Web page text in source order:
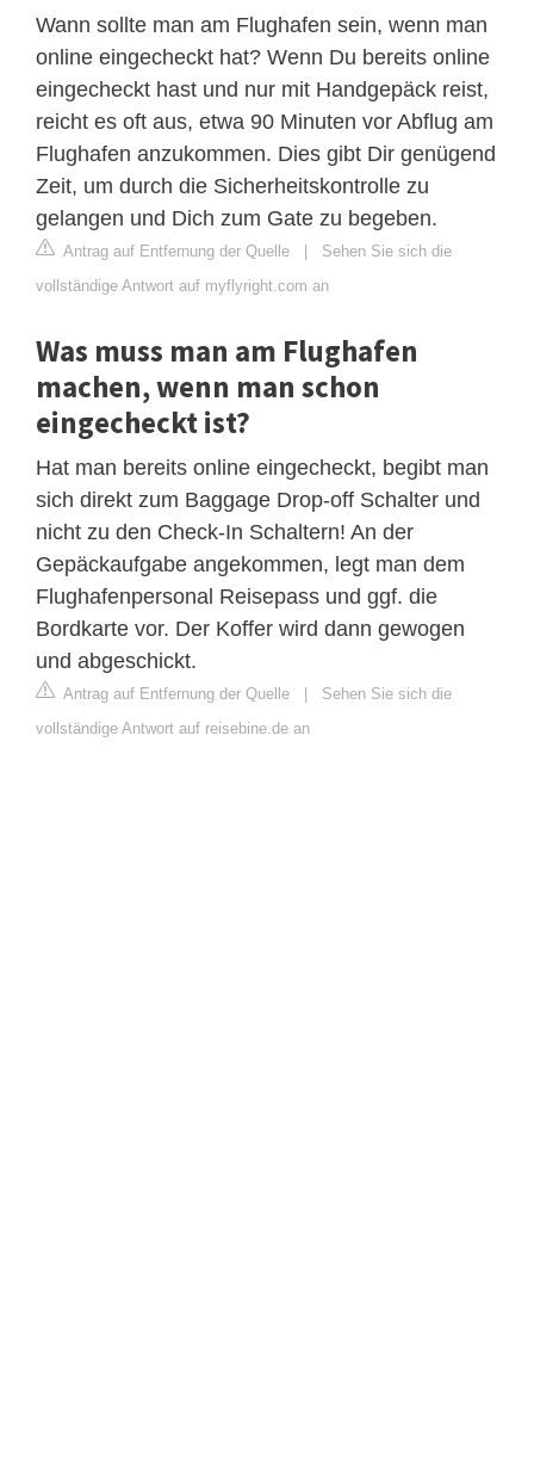
Wann sollte man am Flughafen sein, wenn man
online eingecheckt hat? Wenn Du bereits online
eingecheckt hast und nur mit Handgepäck reist,
reicht es oft aus, etwa 90 Minuten vor Abflug am
Flughafen anzukommen. Dies gibt Dir genügend
Zeit, um durch die Sicherheitskontrolle zu
gelangen und Dich zum Gate zu begeben.
Antrag auf Entfernung der Quelle | Sehen Sie sich die
vollständige Antwort auf myflyright.com an
Was muss man am Flughafen
machen, wenn man schon
eingecheckt ist?
Hat man bereits online eingecheckt, begibt man
sich direkt zum Baggage Drop-off Schalter und
nicht zu den Check-In Schaltern! An der
Gepäckaufgabe angekommen, legt man dem
Flughafenpersonal Reisepass und ggf. die
Bordkarte vor. Der Koffer wird dann gewogen
und abgeschickt.
Antrag auf Entfernung der Quelle | Sehen Sie sich die
vollständige Antwort auf reisebine.de an